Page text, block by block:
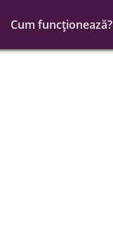
Cum funcţionează?